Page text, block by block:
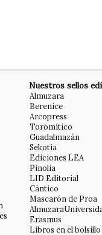
Nuestros sellos
Almuzara
Berenice
Arcopress
Toromítico
Guadalmazán
Sekotia
Ediciones LEA
Pinolia
LID Editorial
Cántico
Mascarón de Proa
Erasmus
Libros en el bolsillo